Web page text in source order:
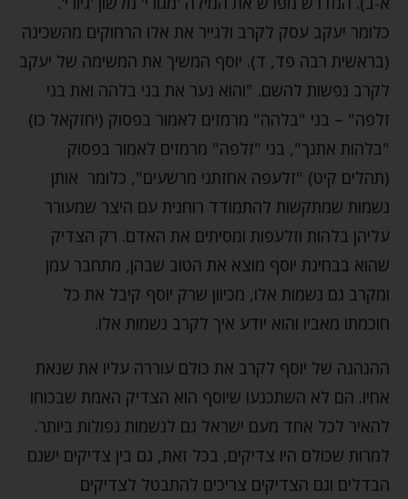
כלומר יעקב עסק לקרב ולגייר את אלו הרחוקים מהשכינה
(בראשית רבה פד, ד). יוסף המשיך את המשימה של יעקב
לקרב נפשות להשם. "והוא נער את בני בלהה ואת בני
זלפה" – בני "בלהה" מרמזים לאמור בפסוק (יחזקאל כו)
"בלהות אתנך", בני "זלפה" מרמזים לאמור בפסוק
(תהלים קיט) "זלעפה אחזתני מרשעים", כלומר אותן
נשמות שמתקשות להתמודד רוחנית עם היצר שמעורר
עליהן בלהות וזלעפות ומסיתים את האדם. רק הצדיק
שהוא בבחינת יוסף מוצא את הטוב שבהן, מתחבר עמן
ומקרב גם נשמות אלו, מכיוון שרק יוסף קיבל את כל
חוכמתו מאביו והוא יודע איך לקרב נשמות אלו.
ההנהגה של יוסף לקרב את כולם עוררה עליו את שנאת
אחיו. הם לא השתכנעו שיוסף הוא הצדיק האמת שבכוחו
להאיר לכל אחד מעם ישראל גם לנשמות נפולות ביותר.
למרות שכולם היו צדיקים, בכל זאת, גם בין צדיקים ישנם
הבדלים וגם הצדיקים צריכים להתבטל לצדיקים